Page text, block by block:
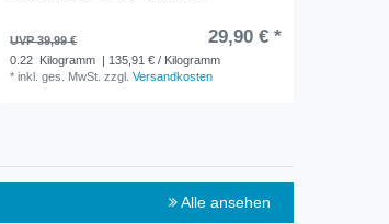
UVP 39,99 € 29,90 € *
0.22 Kilogramm | 135,91 € / Kilogramm
*inkl. ges. MwSt. zzgl.Versandkosten
Alle ansehen